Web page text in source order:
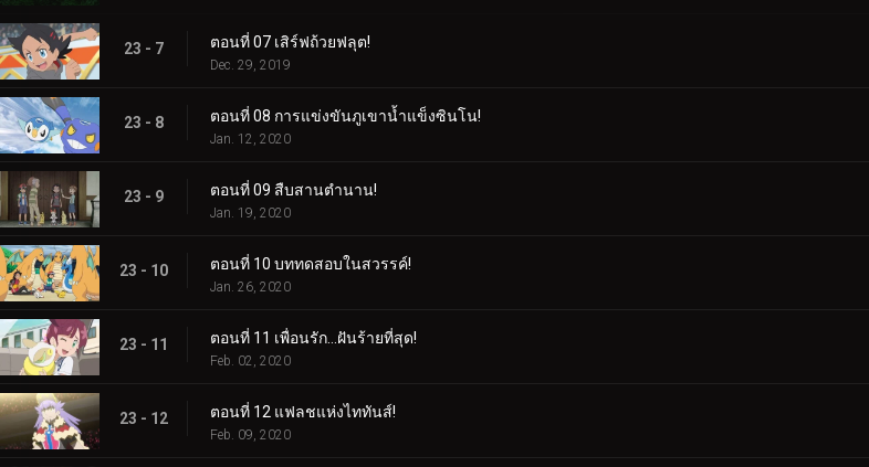
23 - 7 ตอนที่ 07 เสิร์ฟถ้วยฟลุต!
Dec. 29, 2019
23 - 8 ตอนที่ 08 การแข่งขันภูเขาน้ำแข็งซินโน!
Jan. 12, 2020
23 - 9 ตอนที่ 09 สืบสานตำนาน!
Jan. 19, 2020
23 - 10 ตอนที่ 10 บททดสอบในสวรรค์!
Jan. 26, 2020
23 - 11 ตอนที่ 11 เพื่อนรัก...ฝันร้ายที่สุด!
Feb. 02, 2020
23 - 12 ตอนที่ 12 แฟลชแห่งไททันส์!
Feb. 09, 2020